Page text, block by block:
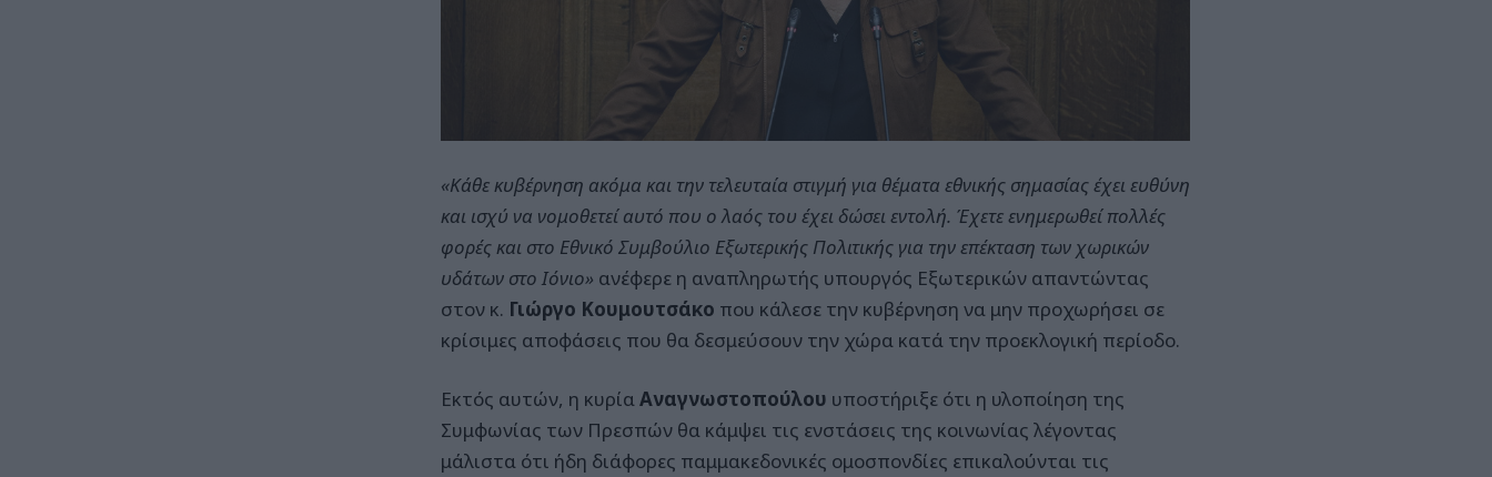
«Κάθε κυβέρνηση ακόμα και την τελευταία στιγμή για θέματα εθνικής σημασίας έχει ευθύνη
και ισχύ να νομοθετεί αυτό που ο λαός του έχει δώσει εντολή. Έχετε ενημερωθεί πολλές
φορές και στο Εθνικό Συμβούλιο Εξωτερικής Πολιτικής για την επέκταση των χωρικών
υδάτων στο Ιόνιο» ανέφερε η αναπληρωτής υπουργός Εξωτερικών απαντώντας
στον κ. Γιώργο Κουμουτσάκο που κάλεσε την κυβέρνηση να μην προχωρήσει σε
κρίσιμες αποφάσεις που θα δεσμεύσουν την χώρα κατά την προεκλογική περίοδο.
Εκτός αυτών, η κυρίαΑναγνωστοπούλου υποστήριξε ότι η υλοποίηση της
Συμφωνίας των Πρεσπών θα κάμψει τις ενστάσεις της κοινωνίας λέγοντας
μάλιστα ότι ήδη διάφορες παμμακεδονικές ομοσπονδίες επικαλούνται τις